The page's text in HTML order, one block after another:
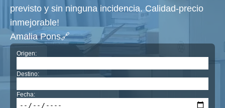
previsto y sin ninguna incidencia. Calidad-precio
inmejorable!
Amalia Pons🔗
Origen:
Destino:
Fecha: